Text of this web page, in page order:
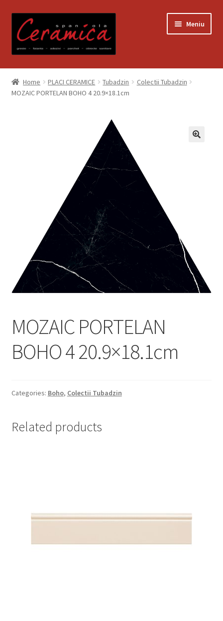
la
navigare
la
conținut
Meniu
Prima pagină
Blog
Plata si Livrare
Politică de confidențialitate
Termeni si conditii
Magazin
Home PLACI CERAMICE Tubadzin
Colectii Tubadzin
MOZAIC PORTELAN BOHO 4 20.9×18.1cm
MOZAIC PORTELAN
BOHO 4 20.9×18.1cm
Categories: Boho, Colectii Tubadzin
Related products